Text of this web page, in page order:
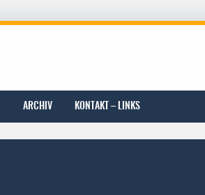
ARCHIV KONTAKT – LINKS